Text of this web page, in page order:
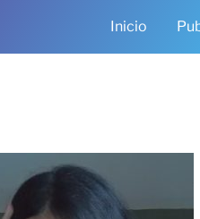
Inicio